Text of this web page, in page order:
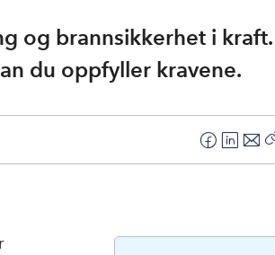
og brannsikkerhet i kraft.
du oppfyller kravene.
F
b
L
e
E
s